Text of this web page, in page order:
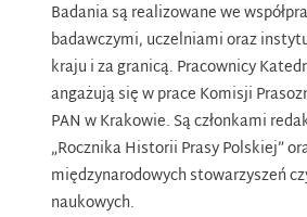
Badania są realizowane we
badawczymi, uczelniami oraz
kraju i za granicą. Pracownicy
angażują się w prace Komisji
PAN w Krakowie. Są członkami
„Rocznika Historii Prasy Polskiej”
międzynarodowych stowarzyszeń
naukowych.